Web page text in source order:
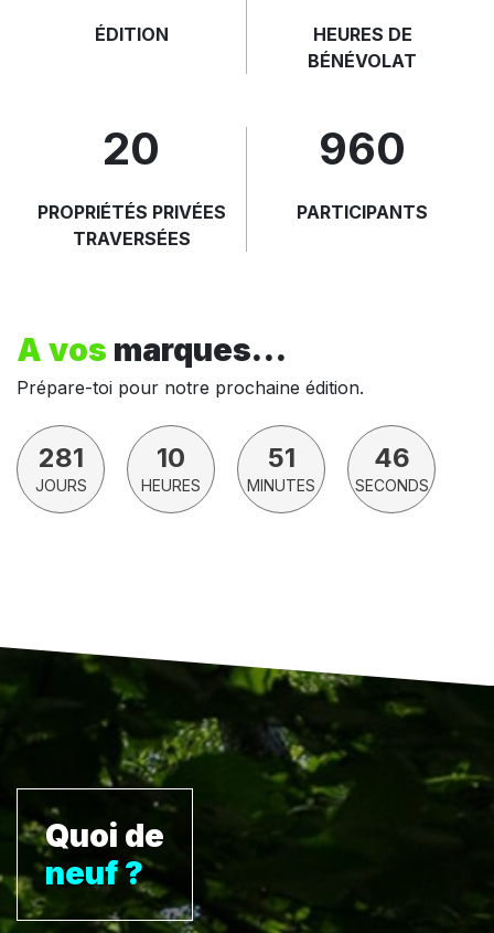
ÉDITION
HEURES DE
BÉNÉVOLAT
20
PROPRIÉTÉS PRIVÉES
TRAVERSÉES
1000
PARTICIPANTS
A vos marques…
Prépare-toi pour notre prochaine édition.
281
JOURS
10
HEURES
51
MINUTES
45
SECONDS
Quoi de
neuf ?